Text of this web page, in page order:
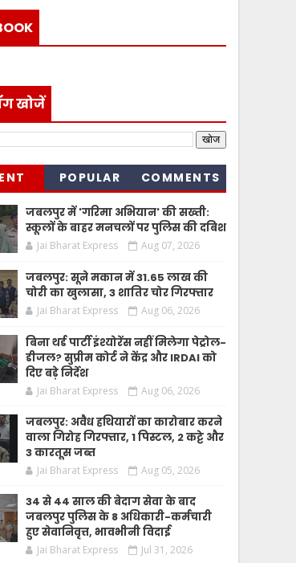
खोजें
POPULAR COMMENTS
जबलपुर में 'गरिमा अभियान' की सख्ती:
स्कूलों के बाहर मनचलों पर पुलिस की दबिश
Jai Bharat Express Aug 07, 2026
जबलपुर: सूने मकान में 31.65 लाख की
चोरी का खुलासा, 3 शातिर चोर गिरफ्तार
Jai Bharat Express Aug 06, 2026
बिना थर्ड पार्टी इंश्योरेंस नहीं मिलेगा पेट्रोल-
डीजल? सुप्रीम कोर्ट ने केंद्र और IRDAI को
दिए बड़े निर्देश
Jai Bharat Express Aug 06, 2026
जबलपुर: अवैध हथियारों का कारोबार करने
वाला गिरोह गिरफ्तार, 1 पिस्टल, 2 कट्टे और
3 कारतूस जब्त
Jai Bharat Express Aug 05, 2026
34 से 44 साल की बेदाग सेवा के बाद
जबलपुर पुलिस के 8 अधिकारी-कर्मचारी
हुए सेवानिवृत्त, भावभीनी विदाई
Jai Bharat Express Jul 31, 2026